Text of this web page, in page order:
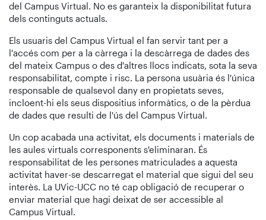
del Campus Virtual. No es garanteix la disponibilitat futura
dels continguts actuals.
Els usuaris del Campus Virtual el fan servir tant per a
l'accés com per a la càrrega i la descàrrega de dades des
del mateix Campus o des d'altres llocs indicats, sota la seva
responsabilitat, compte i risc. La persona usuària és l'única
responsable de qualsevol dany en propietats seves,
incloent-hi els seus dispositius informàtics, o de la pèrdua
de dades que resulti de l'ús del Campus Virtual.
Un cop acabada una activitat, els documents i materials de
les aules virtuals corresponents s'eliminaran. És
responsabilitat de les persones matriculades a aquesta
activitat haver-se descarregat el material que sigui del seu
interès. La UVic-UCC no té cap obligació de recuperar o
enviar material que hagi deixat de ser accessible al
Campus Virtual.